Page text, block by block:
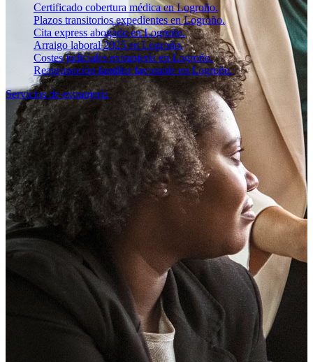
Certificado cobertura médica en Logroño.
Plazos transitorios expedientes en Logroño.
Cita express abogado en Logroño.
Arraigo laboral 2025 en Logroño.
Costes judiciales extranjería en Logroño.
Reagrupación familiar favorable en Logroño.
Servicios de extranjería